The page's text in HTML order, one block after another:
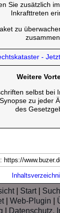
Sie zusätzlich
Inkrafttreten
zu
zusammen.
-
Weitere
selbst bei
zu jeder
des
: https://
| Start|
|Web-Plugin
Datenschutz,